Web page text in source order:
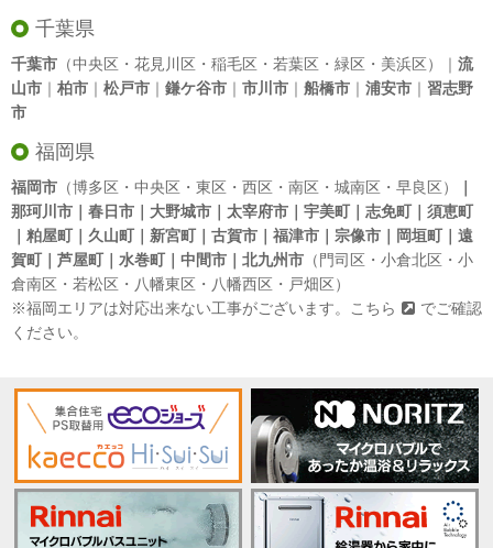
千葉県
千葉市 （中央区・花見川区・稲毛区・若葉区・緑区・美浜区）｜ 流
山市 ｜ 柏市 ｜ 松戸市 ｜ 鎌ケ谷市 ｜ 市川市 ｜ 船橋市 ｜ 浦安市 ｜ 習志野
市
福岡県
福岡市 （博多区・中央区・東区・西区・南区・城南区・早良区）
那珂川市｜春日市｜大野城市｜太宰府市｜宇美町｜志免町｜須恵町
｜粕屋町｜久山町｜新宮町｜古賀市｜福津市｜宗像市｜岡垣町｜遠
賀町｜芦屋町｜水巻町｜中間市｜北九州市 （門司区・小倉北区・小
倉南区・若松区・八幡東区・八幡西区・戸畑区）
※福岡エリアは対応出来ない工事がございます。
こちら
でご確認
ください。